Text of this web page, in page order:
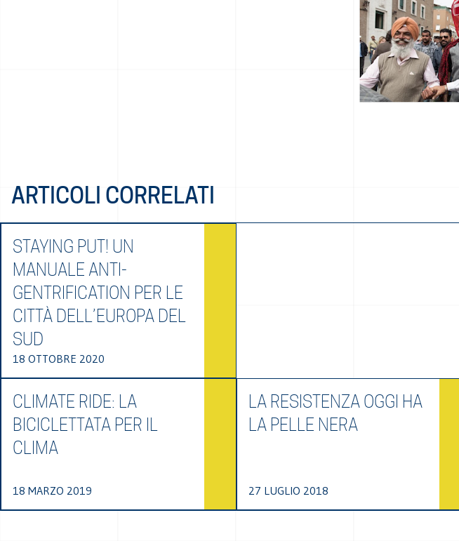
ARTICOLI CORRELATI
STAYING PUT! UN
MANUALE ANTI-
GENTRIFICATION PER LE
CITTÀ DELL’EUROPA DEL
SUD
18 OTTOBRE 2020
CLIMATE RIDE: LA
BICICLETTATA PER IL
CLIMA
18 MARZO 2019
LA RESISTENZA OGGI HA
LA PELLE NERA
27 LUGLIO 2018